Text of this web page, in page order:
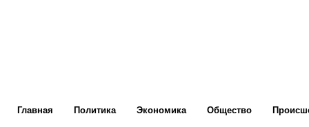
Главная Политика Экономика Общество